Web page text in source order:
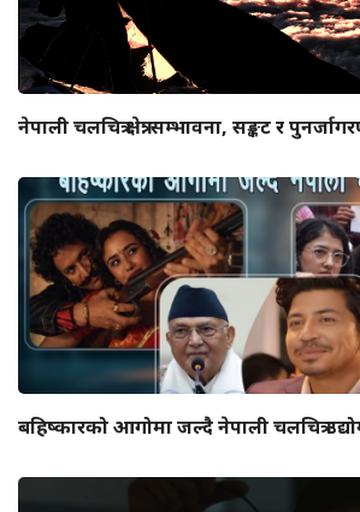
नेपाली चलचित्र क्षेत्र: सम्भावना, सङ्कट र
बहिष्कारको आगोमा जल्दै नेपाली चलचित्र